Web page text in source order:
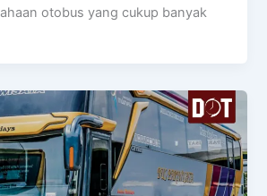
otobus yang cukup banyak